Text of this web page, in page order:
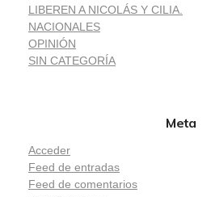
LIBEREN A NICOLÁS Y CILIA.
NACIONALES
OPINIÓN
SIN CATEGORÍA
Meta
Acceder
Feed de entradas
Feed de comentarios